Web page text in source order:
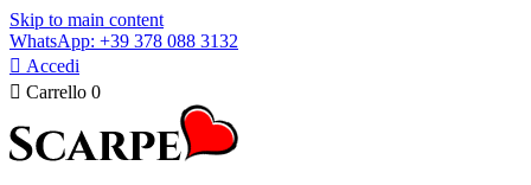
Skip to main content
WhatsApp: +39 378 088 3132
 Accedi
 Carrello 0